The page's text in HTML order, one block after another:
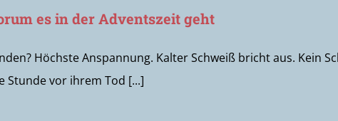
es in der Adventszeit geht
Höchste Anspannung. Kalter Schweiß bricht aus. Kein
Stunde vor ihrem Tod [...]